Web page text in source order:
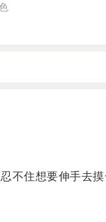
住想要伸手去摸